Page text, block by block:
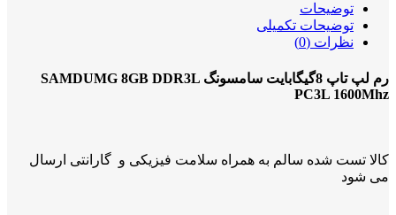
توضیحات
توضیحات تکمیلی
نظرات (0)
رم لپ تاپ 8گیگابایت سامسونگ SAMDUMG 8GB DDR3L
PC3L 1600Mhz
کالا تست شده سالم به همراه سلامت فیزیکی و گارانتی ارسال
می شود